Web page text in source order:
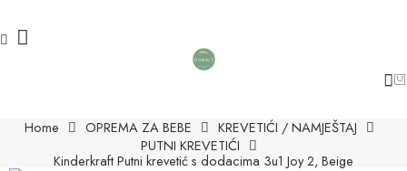
Home OPREMA ZA BEBE
KREVETIĆI / NAMJEŠTAJ
PUTNI KREVETIĆI
Kinderkraft Putni krevetić s dodacima 3u1 Joy 2, Beige